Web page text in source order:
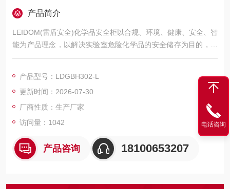
产品简介
LEIDOM(雷盾安全)化学品安全柜以合规、环境、健康、安全、智
能为产品理念，以解决实验室危险化学品的安全储存为目的，由
柜体、专用电子设备、综合管理软件和控制单元组成，具有权限
OC 监控/显示、排风机控制/显示、过滤净化/显示、电子锁驱
动、视频监控存储/显示、试剂药品出库/入库/返库、库存查询/统
计、试剂禁忌判断、管制品追溯。
产品型号：LDGBH302-L
更新时间：2026-07-30
厂商性质：生产厂家
访问量：1042
产品咨询 18100653207
电话咨询